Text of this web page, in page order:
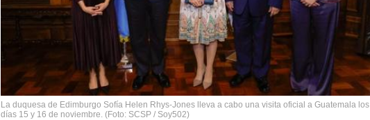
La duquesa de Edimburgo Sofía Helen Rhys-Jones lleva a cabo una visita oficial a Guatemala los
días 15 y 16 de noviembre. (Foto: SCSP / Soy502)